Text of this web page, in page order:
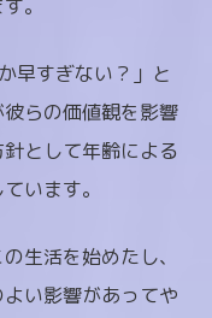
。
早すぎない？」と
らの価値観を影響
として年齢による
います。
生活を始めたし、
い影響があってや